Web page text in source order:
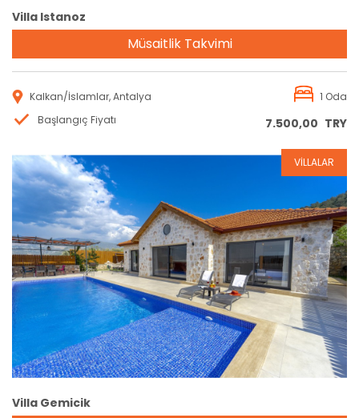
Villa Istanoz
Müsaitlik Takvimi
Kalkan/İslamlar, Antalya
1 Oda
Başlangıç Fiyatı
7.500,00 TRY
Rezervasyon
VİLLALAR
Villa Gemicik